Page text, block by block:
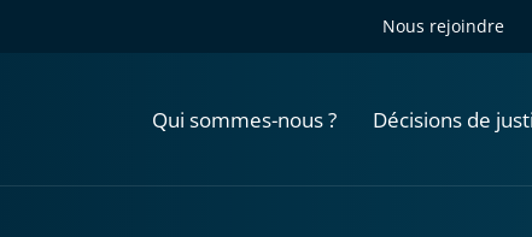
Nous rejoindre
Qui sommes-nous ? Décisions de